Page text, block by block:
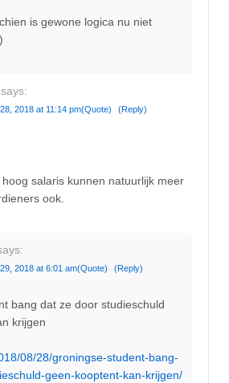
is gewone logica nu niet
says:
2018 at 11:14 pm(Quote) (Reply)
salaris kunnen natuurlijk meer
ook.
2018 at 6:01 am(Quote) (Reply)
bang dat ze door studieschuld
krijgen
08/28/groningse-student-bang-
geen-kooptent-kan-krijgen/